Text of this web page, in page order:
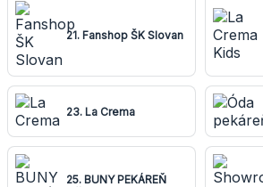
21. Fanshop ŠK Slovan
23. La Crema
25. BUNY PEKÁREŇ